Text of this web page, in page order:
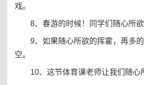
戏。
8、春游的时候！同学们随心所欲
9、如果随心所欲的挥霍，再多的
空。
10、这节体育课老师让我们随心